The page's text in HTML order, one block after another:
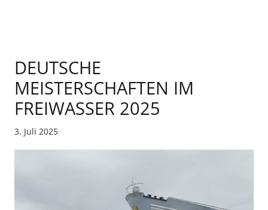
DEUTSCHE
MEISTERSCHAFTEN IM
FREIWASSER 2025
3. Juli 2025